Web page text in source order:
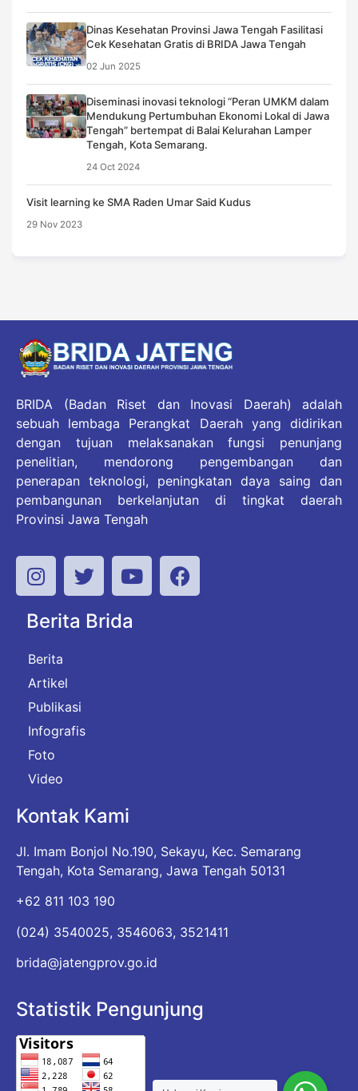
Dinas Kesehatan Provinsi Jawa Tengah Fasilitasi
Cek Kesehatan Gratis di BRIDA Jawa Tengah
02 Jun 2025
Diseminasi inovasi teknologi “Peran UMKM dalam
Mendukung Pertumbuhan Ekonomi Lokal di Jawa
Tengah” bertempat di Balai Kelurahan Lamper
Tengah, Kota Semarang.
24 Oct 2024
Visit learning ke SMA Raden Umar Said Kudus
29 Nov 2023
BRIDA (Badan Riset dan Inovasi Daerah) adalah
sebuah lembaga Perangkat Daerah yang didirikan
dengan tujuan melaksanakan fungsi penunjang
penelitian, mendorong pengembangan dan
penerapan teknologi, peningkatan daya saing dan
pembangunan berkelanjutan di tingkat daerah
Provinsi Jawa Tengah
Berita Brida
Berita
Artikel
Publikasi
Infografis
Foto
Video
Kontak Kami
Jl. Imam Bonjol No.190, Sekayu, Kec. Semarang
Tengah, Kota Semarang, Jawa Tengah 50131
+62 811 103 190
(024) 3540025, 3546063, 3521411
brida@jatengprov.go.id
Statistik Pengunjung